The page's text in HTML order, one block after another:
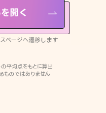
開く
ページへ遷移します
平均点をもとに算出
ものではありません